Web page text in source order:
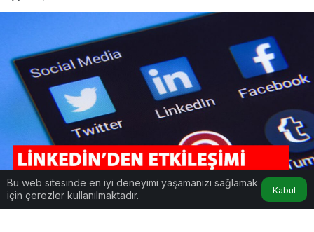
Linkedin’den Etkileşimi Artıracak Yeni Güncelleme
Bu web sitesinde en iyi deneyimi yaşamanızı sağlamak
için çerezler kullanılmaktadır.
Kabul